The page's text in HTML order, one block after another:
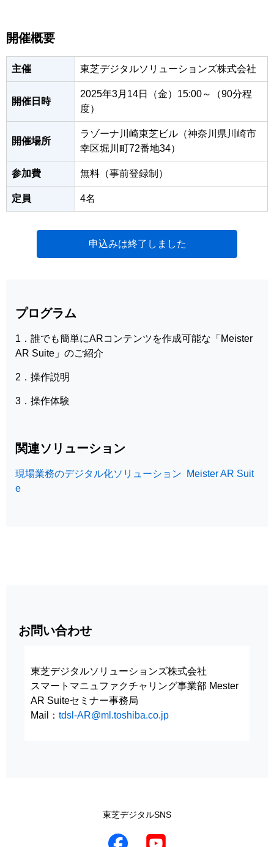
開催概要
主催 東芝デジタルソリューションズ株式会社
開催日時
2025年3月14日（金）15:00～（90分程
度）
開催場所
ラゾーナ川崎東芝ビル（神奈川県川崎市
幸区堀川町72番地34）
参加費 無料（事前登録制）
定員 4名
申込みは終了しました
プログラム
1．誰でも簡単にARコンテンツを作成可能な「Meister
AR Suite」のご紹介
2．操作説明
3．操作体験
関連ソリューション
現場業務のデジタル化ソリューション Meister AR Suit
e
お問い合わせ
東芝デジタルソリューションズ株式会社
スマートマニュファクチャリング事業部 Mester
AR Suiteセミナー事務局
Mail： tdsl-AR@ml.toshiba.co.jp
東芝デジタルSNS